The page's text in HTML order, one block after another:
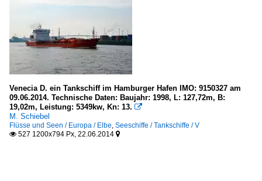
Venecia D. ein Tankschiff im Hamburger Hafen IMO: 9150327 am
09.06.2014. Technische Daten: Baujahr: 1998, L: 127,72m, B:
19,02m, Leistung: 5349kw, Kn: 13. 
M. Schiebel
Flüsse und Seen / Europa / Elbe, Seeschiffe / Tankschiffe / V
 527 1200x794 Px, 22.06.2014 